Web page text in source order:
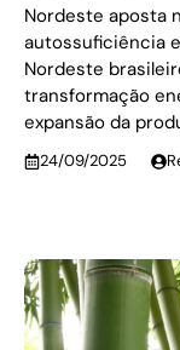
Nordeste aposta
autossuficiência
Nordeste
transformação
expansão da
24/09/2025